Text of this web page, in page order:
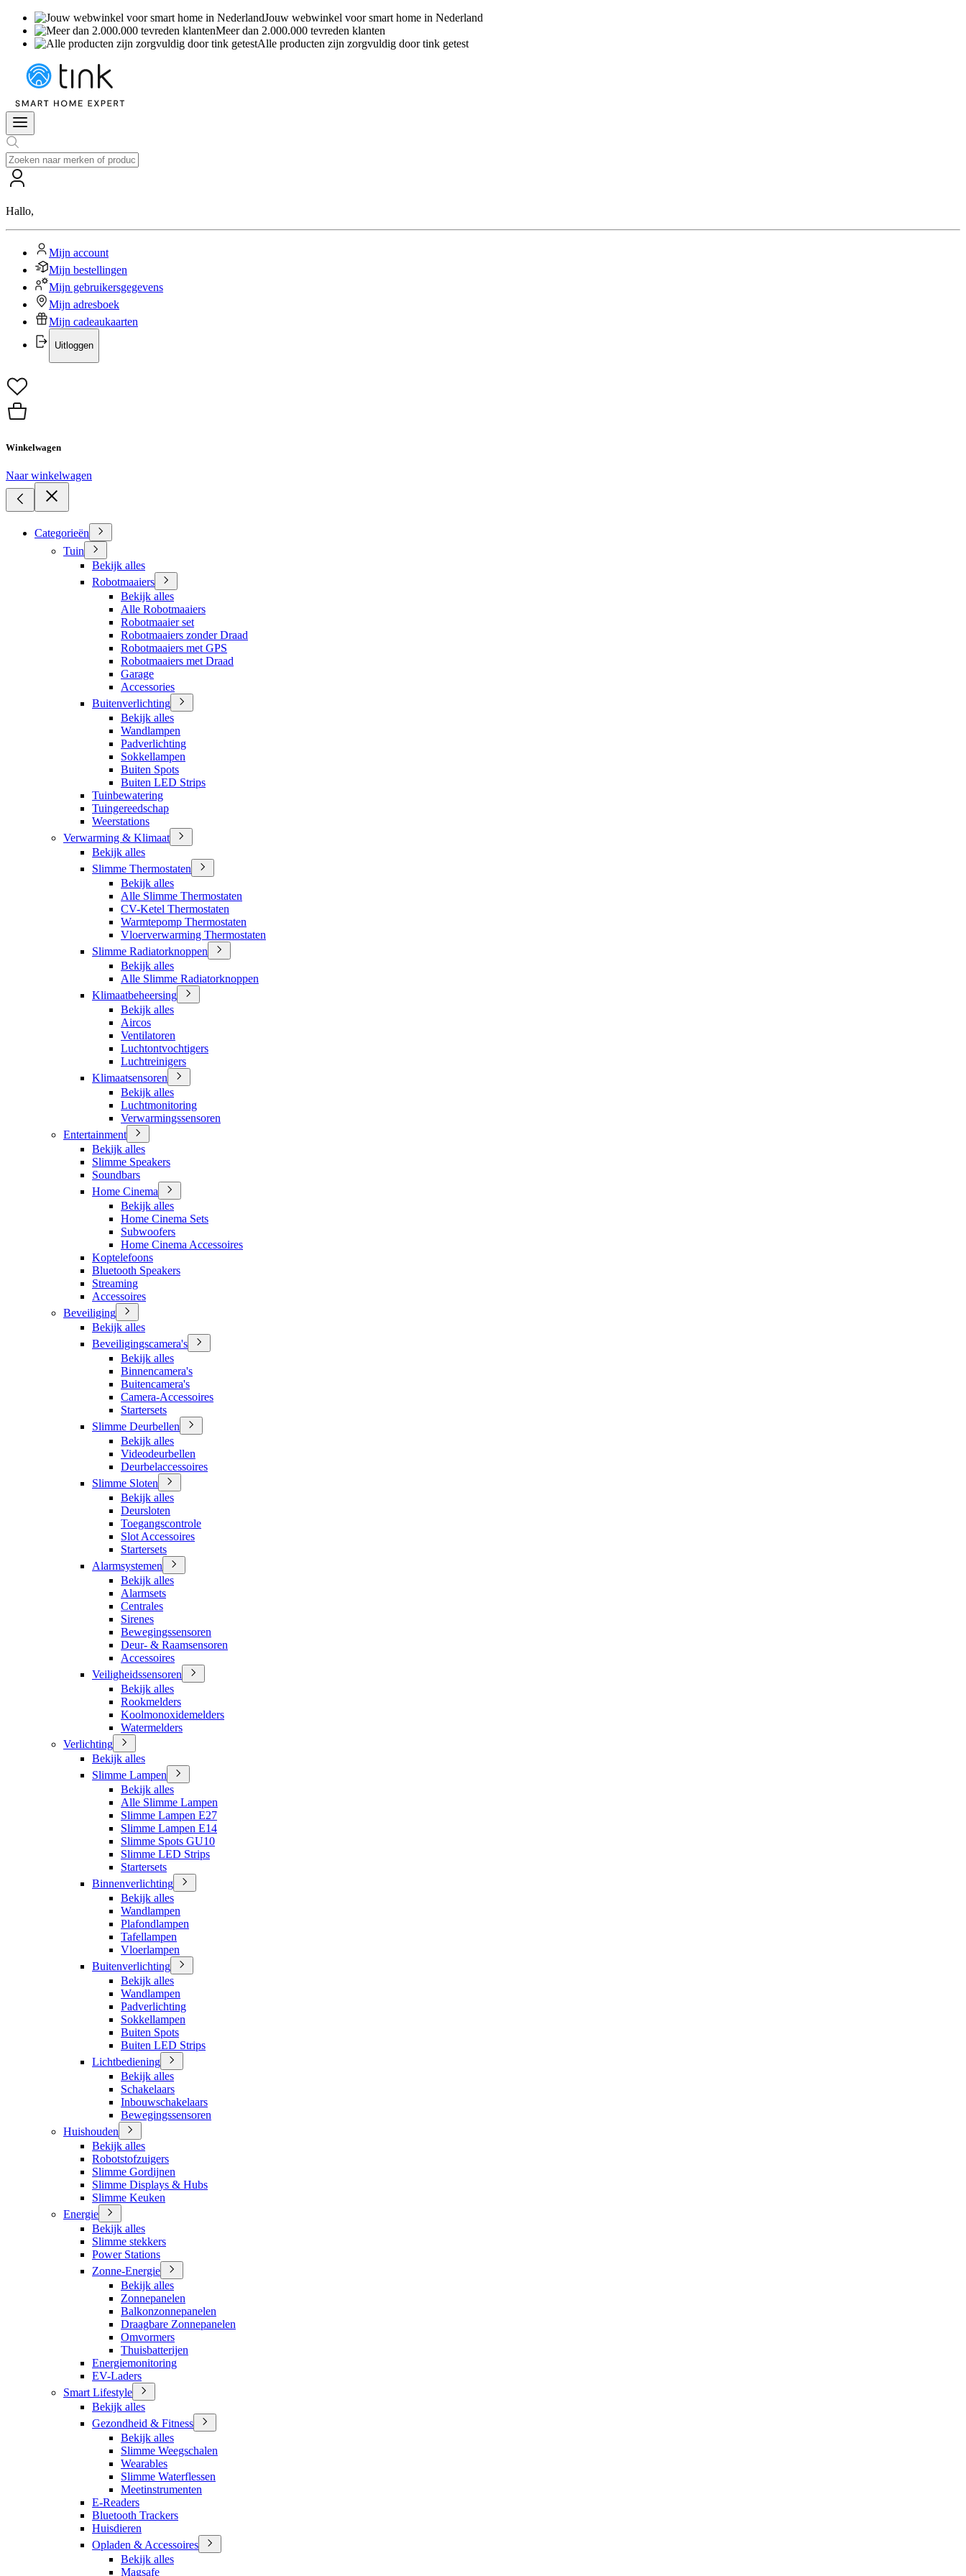
Jouw webwinkel voor smart home in Nederland
Meer dan 2.000.000 tevreden klanten
Alle producten zijn zorgvuldig door tink getest
Hallo,
Mijn account
Mijn bestellingen
Mijn gebruikersgegevens
Mijn adresboek
Mijn cadeaukaarten
Uitloggen
Winkelwagen
Naar winkelwagen
Categorieën
Tuin
Bekijk alles
Robotmaaiers
Bekijk alles
Alle Robotmaaiers
Robotmaaier set
Robotmaaiers zonder Draad
Robotmaaiers met GPS
Robotmaaiers met Draad
Garage
Accessories
Buitenverlichting
Bekijk alles
Wandlampen
Padverlichting
Sokkellampen
Buiten Spots
Buiten LED Strips
Tuinbewatering
Tuingereedschap
Weerstations
Verwarming & Klimaat
Bekijk alles
Slimme Thermostaten
Bekijk alles
Alle Slimme Thermostaten
CV-Ketel Thermostaten
Warmtepomp Thermostaten
Vloerverwarming Thermostaten
Slimme Radiatorknoppen
Bekijk alles
Alle Slimme Radiatorknoppen
Klimaatbeheersing
Bekijk alles
Aircos
Ventilatoren
Luchtontvochtigers
Luchtreinigers
Klimaatsensoren
Bekijk alles
Luchtmonitoring
Verwarmingssensoren
Entertainment
Bekijk alles
Slimme Speakers
Soundbars
Home Cinema
Bekijk alles
Home Cinema Sets
Subwoofers
Home Cinema Accessoires
Koptelefoons
Bluetooth Speakers
Streaming
Accessoires
Beveiliging
Bekijk alles
Beveiligingscamera's
Bekijk alles
Binnencamera's
Buitencamera's
Camera-Accessoires
Startersets
Slimme Deurbellen
Bekijk alles
Videodeurbellen
Deurbelaccessoires
Slimme Sloten
Bekijk alles
Deursloten
Toegangscontrole
Slot Accessoires
Startersets
Alarmsystemen
Bekijk alles
Alarmsets
Centrales
Sirenes
Bewegingssensoren
Deur- & Raamsensoren
Accessoires
Veiligheidssensoren
Bekijk alles
Rookmelders
Koolmonoxidemelders
Watermelders
Verlichting
Bekijk alles
Slimme Lampen
Bekijk alles
Alle Slimme Lampen
Slimme Lampen E27
Slimme Lampen E14
Slimme Spots GU10
Slimme LED Strips
Startersets
Binnenverlichting
Bekijk alles
Wandlampen
Plafondlampen
Tafellampen
Vloerlampen
Buitenverlichting
Bekijk alles
Wandlampen
Padverlichting
Sokkellampen
Buiten Spots
Buiten LED Strips
Lichtbediening
Bekijk alles
Schakelaars
Inbouwschakelaars
Bewegingssensoren
Huishouden
Bekijk alles
Robotstofzuigers
Slimme Gordijnen
Slimme Displays & Hubs
Slimme Keuken
Energie
Bekijk alles
Slimme stekkers
Power Stations
Zonne-Energie
Bekijk alles
Zonnepanelen
Balkonzonnepanelen
Draagbare Zonnepanelen
Omvormers
Thuisbatterijen
Energiemonitoring
EV-Laders
Smart Lifestyle
Bekijk alles
Gezondheid & Fitness
Bekijk alles
Slimme Weegschalen
Wearables
Slimme Waterflessen
Meetinstrumenten
E-Readers
Bluetooth Trackers
Huisdieren
Opladen & Accessoires
Bekijk alles
Magsafe